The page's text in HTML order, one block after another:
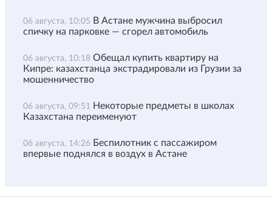
06 августа, 10:05 В Астане мужчина выбросил
спичку на парковке — сгорел автомобиль
06 августа, 10:18 Обещал купить квартиру на
Кипре: казахстанца экстрадировали из Грузии за
мошенничество
06 августа, 09:51 Некоторые предметы в школах
Казахстана переименуют
06 августа, 14:26 Беспилотник с пассажиром
впервые поднялся в воздух в Астане